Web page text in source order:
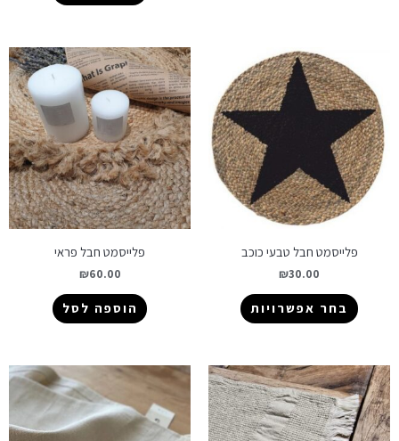
פלייסמט חבל טבעי כוכב
₪30.00
בחר אפשרויות
פלייסמט חבל פראי
₪60.00
הוספה לסל